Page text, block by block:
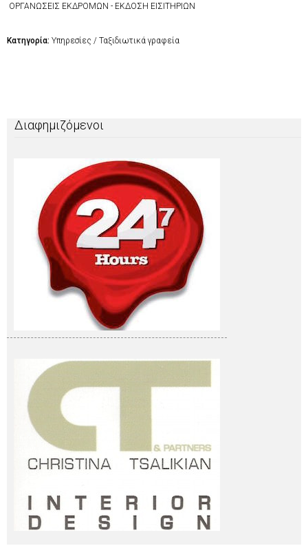
ΟΡΓΑΝΩΣΕΙΣ ΕΚΔΡΟΜΩΝ - ΕΚΔΟΣΗ ΕΙΣΙΤΗΡΙΩΝ
Κατηγορία: Υπηρεσίες / Ταξιδιωτικά γραφεία
Διαφημιζόμενοι